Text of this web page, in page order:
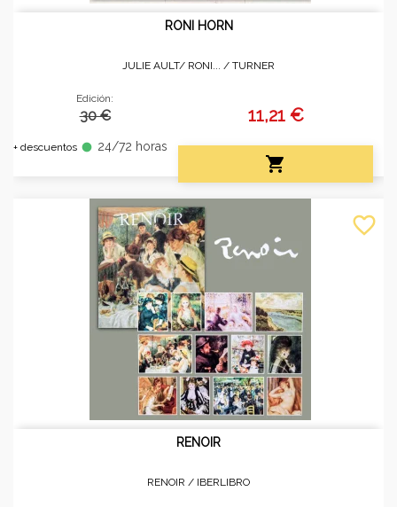
RONI HORN
JULIE AULT/ RONI... / TURNER
Edición:
30 €
+ descuentos fiber_manual_record 24/72 horas
11,21 €

RENOIR
RENOIR / IBERLIBRO
favorite_border